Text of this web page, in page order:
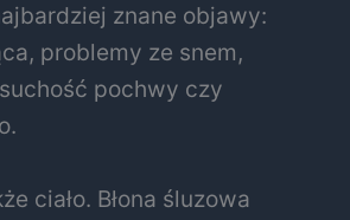
znane objawy:
problemy ze snem,
pochwy czy
ciało. Błona śluzowa